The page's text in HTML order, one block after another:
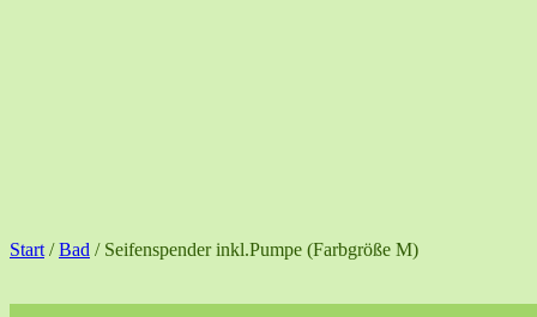
Start /Bad / Seifenspender inkl.Pumpe (Farbgröße M)